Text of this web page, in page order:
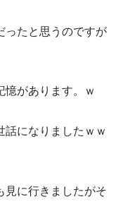
ったと思うのですが
憶があります。ｗ
話になりましたｗｗ
見に行きましたがそ